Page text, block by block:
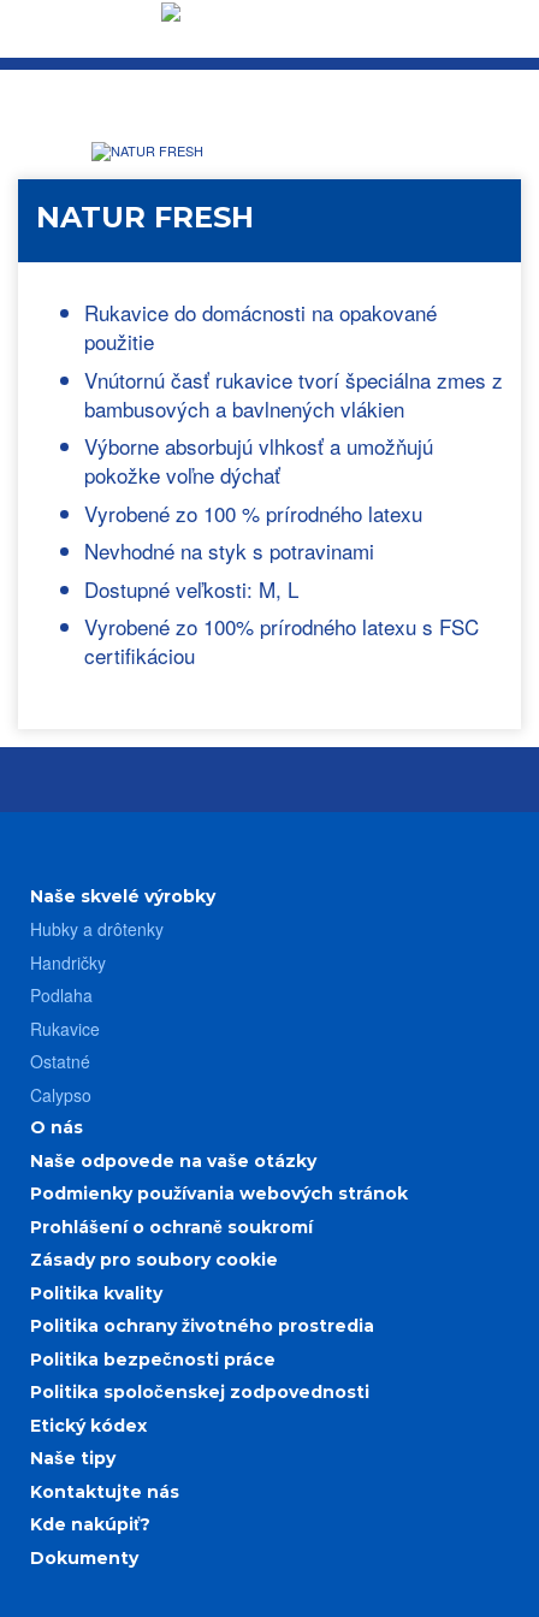
NATUR FRESH
Rukavice do domácnosti na opakované
použitie
Vnútornú časť rukavice tvorí špeciálna zmes z
bambusových a bavlnených vlákien
Výborne absorbujú vlhkosť a umožňujú
pokožke voľne dýchať
Vyrobené zo 100 % prírodného latexu
Nevhodné na styk s potravinami
Dostupné veľkosti: M, L
Vyrobené zo 100% prírodného latexu s FSC
certifikáciou
Naše skvelé výrobky
Hubky a drôtenky
Handričky
Podlaha
Rukavice
Ostatné
Calypso
O nás
Naše odpovede na vaše otázky
Podmienky používania webových stránok
Prohlášení o ochraně soukromí
Zásady pro soubory cookie
Politika kvality
Politika ochrany životného prostredia
Politika bezpečnosti práce
Politika spoločenskej zodpovednosti
Etický kódex
Naše tipy
Kontaktujte nás
Kde nakúpiť?
Dokumenty